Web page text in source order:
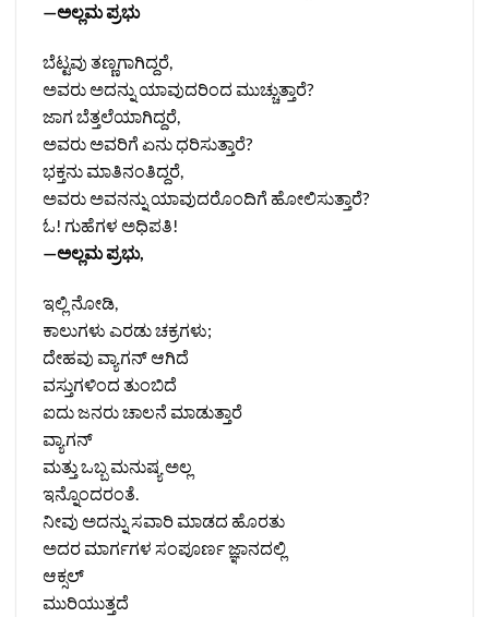
—ಅಲ್ಲಮ ಪ್ರಭು
ಬೆಟ್ಟವು ತಣ್ಣಗಾಗಿದ್ದರೆ,
ಅವರು ಅದನ್ನು ಯಾವುದರಿಂದ ಮುಚ್ಚುತ್ತಾರೆ?
ಜಾಗ ಬೆತ್ತಲೆಯಾಗಿದ್ದರೆ,
ಅವರು ಅವರಿಗೆ ಏನು ಧರಿಸುತ್ತಾರೆ?
ಭಕ್ತನು ಮಾತಿನಂತಿದ್ದರೆ,
ಅವರು ಅವನನ್ನು ಯಾವುದರೊಂದಿಗೆ ಹೋಲಿಸುತ್ತಾರೆ?
ಓ! ಗುಹೆಗಳ ಅಧಿಪತಿ!
—ಅಲ್ಲಮ ಪ್ರಭು,
ಇಲ್ಲಿ ನೋಡಿ,
ಕಾಲುಗಳು ಎರಡು ಚಕ್ರಗಳು;
ದೇಹವು ವ್ಯಾಗನ್ ಆಗಿದೆ
ವಸ್ತುಗಳಿಂದ ತುಂಬಿದೆ
ಐದು ಜನರು ಚಾಲನೆ ಮಾಡುತ್ತಾರೆ
ವ್ಯಾಗನ್
ಮತ್ತು ಒಬ್ಬ ಮನುಷ್ಯ ಅಲ್ಲ
ಇನ್ನೊಂದರಂತೆ.
ನೀವು ಅದನ್ನು ಸವಾರಿ ಮಾಡದ ಹೊರತು
ಅದರ ಮಾರ್ಗಗಳ ಸಂಪೂರ್ಣ ಜ್ಞಾನದಲ್ಲಿ
ಆಕ್ಸಲ್
ಮುರಿಯುತ್ತದೆ